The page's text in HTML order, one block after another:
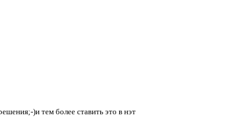
)и тем более ставить это в нэт